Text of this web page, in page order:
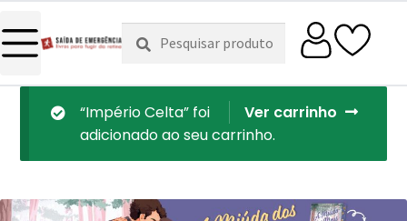
Pesquisar
por:
Pesquisa
Ver carrinho
“Império Celta” foi
adicionado ao seu carrinho.